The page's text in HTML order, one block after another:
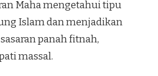
Maha mengetahui tipu
Islam dan menjadikan
panah fitnah,
massal.